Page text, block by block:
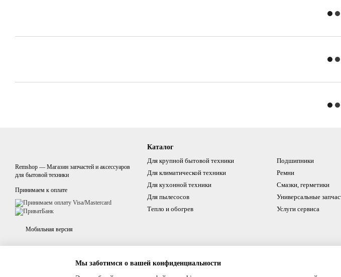
Remshop — Магазин запчастей и аксессуаров
для бытовой техники
Принимаем к оплате
Мобильная версия
Каталог
Для крупной бытовой техники
Для климатической техники
Для кухонной техники
Для пылесосов
Тепло и обогрев
Подшипники
Ремни
Смазки, герметики
Универсальные
Услуги сервиса
Мы заботимся о вашей конфиденциальности